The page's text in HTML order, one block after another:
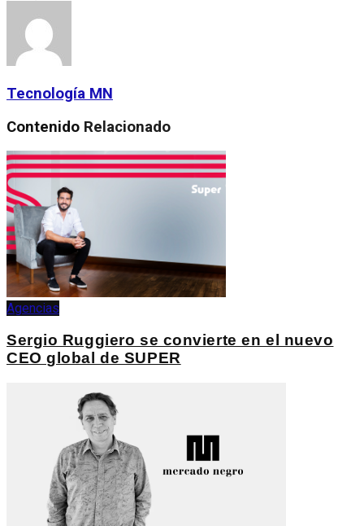
Tecnología MN
Contenido Relacionado
Agencias
Sergio Ruggiero se convierte en el nuevo
CEO global de SUPER